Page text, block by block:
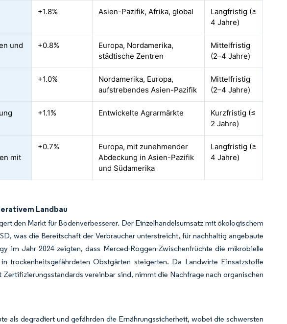
+1.8% Asien-Pazifik, Afrika, global
Langfristig (≥
4 Jahre)
und
+0.8%
Europa, Nordamerika,
städtische Zentren
Mittelfristig
(2–4 Jahre)
+1.0%
Nordamerika, Europa,
aufstrebendes Asien-Pazifik
Mittelfristig
(2–4 Jahre)
+1.1% Entwickelte Agrarmärkte
Kurzfristig (≤
2 Jahre)
mit
+0.7%
Europa, mit zunehmender
Abdeckung in Asien-Pazifik
und Südamerika
Langfristig (≥
4 Jahre)
Landbau
den Markt für Bodenverbesserer. Der Einzelhandelsumsatz mit ökologischem
was die Bereitschaft der Verbraucher unterstreicht, für nachhaltig angebaute
im Jahr 2024 zeigten, dass Merced-Roggen-Zwischenfrüchte die mikrobielle
trockenheitsgefährdeten Obstgärten steigerten. Da Landwirte Einsatzstoffe
vereinbar sind, nimmt die Nachfrage nach organischen
als degradiert und gefährden die Ernährungssicherheit, wobei die schwersten